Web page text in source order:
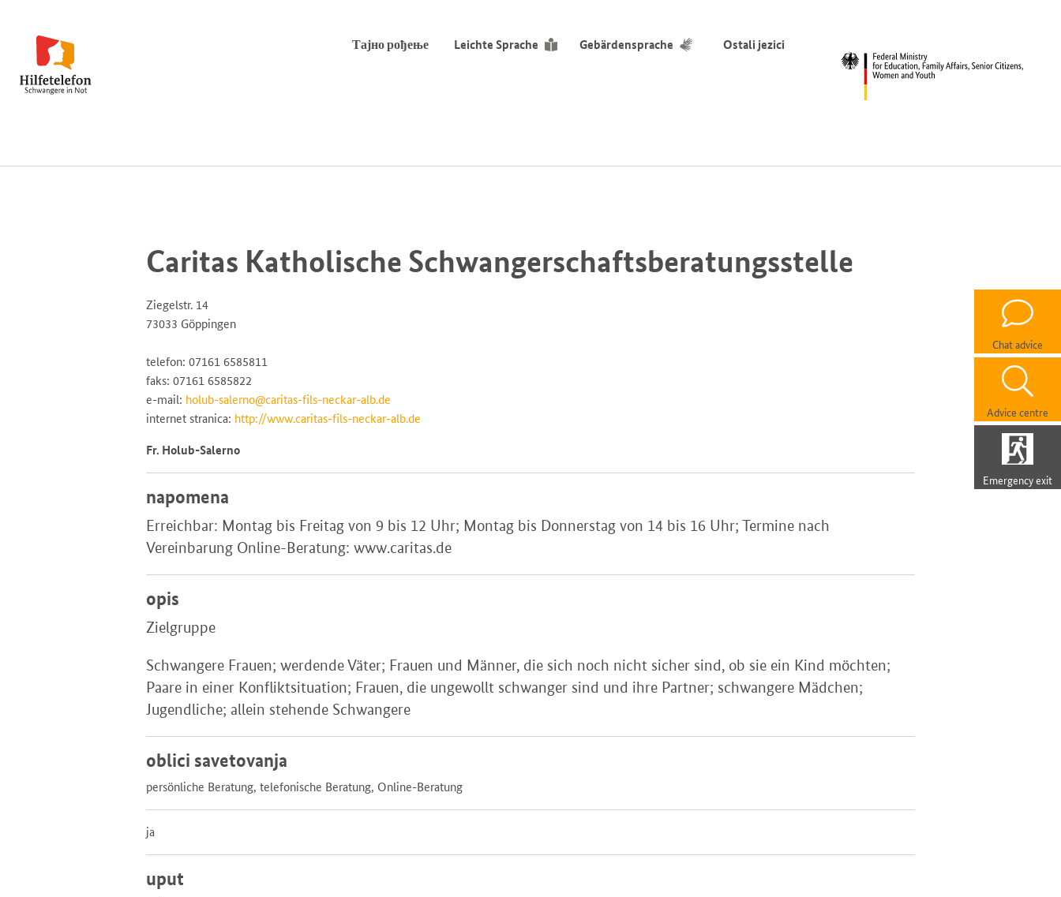
Тајно рођење Leichte Sprache Gebärdensprache Ostali jezici
Chat advice
Advice centre
Emergency exit
Caritas Katholische Schwangerschaftsberatungsstelle
Ziegelstr. 14
73033 Göppingen
telefon: 07161 6585811
faks: 07161 6585822
e-mail: holub-salerno@caritas-fils-neckar-alb.de
internet stranica: http://www.caritas-fils-neckar-alb.de
Fr. Holub-Salerno
napomena
Erreichbar: Montag bis Freitag von 9 bis 12 Uhr; Montag bis Donnerstag von 14 bis 16 Uhr; Termine nach
Vereinbarung Online-Beratung: www.caritas.de
opis
Zielgruppe
Schwangere Frauen; werdende Väter; Frauen und Männer, die sich noch nicht sicher sind, ob sie ein Kind möchten;
Paare in einer Konfliktsituation; Frauen, die ungewollt schwanger sind und ihre Partner; schwangere Mädchen;
Jugendliche; allein stehende Schwangere
oblici savetovanja
persönliche Beratung, telefonische Beratung, Online-Beratung
ja
uput